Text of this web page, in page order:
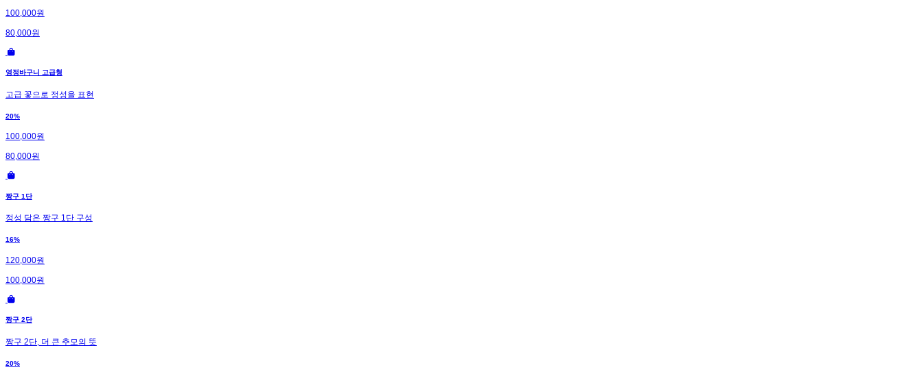
100,000원
80,000원
영정바구니 고급형
고급 꽃으로 정성을 표현
20%
100,000원
80,000원
짱구 1단
정성 담은 짱구 1단 구성
16%
120,000원
100,000원
짱구 2단
짱구 2단, 더 큰 추모의 뜻
20%